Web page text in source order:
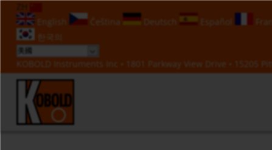
English
Čeština Deutsch Español
한국의
KOBOLD Instruments Inc • 1801 Parkway View Drive • 15205